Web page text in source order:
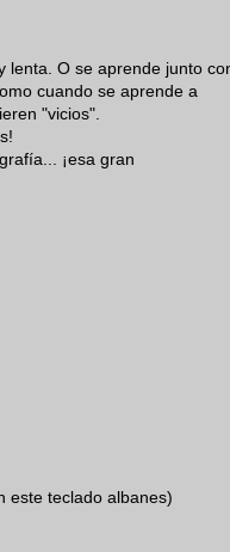
lenta. O se aprende junto
cuando se aprende a
"vicios".
¡esa gran
este teclado albanes)